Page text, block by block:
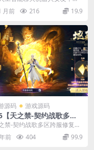
，全套开源，感
以深度二...
月前 216 19.9
源码 游戏源码
【天之禁-契约战歌多区
修复版】3D仙侠唯美角色
情手游-理单机一键即玩
-打包Linux服务端源码
禁-契约战歌多区跨服修复
长推荐经典3D仙侠唯美角色
情手游-20...
前 404 99.9